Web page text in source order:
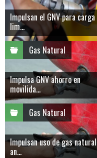
Impulsan el GNV para carga
lim...
Gas Natural
Impulsa GNV ahorro en
movilida...
Gas Natural
Impulsan uso de gas natural
an...